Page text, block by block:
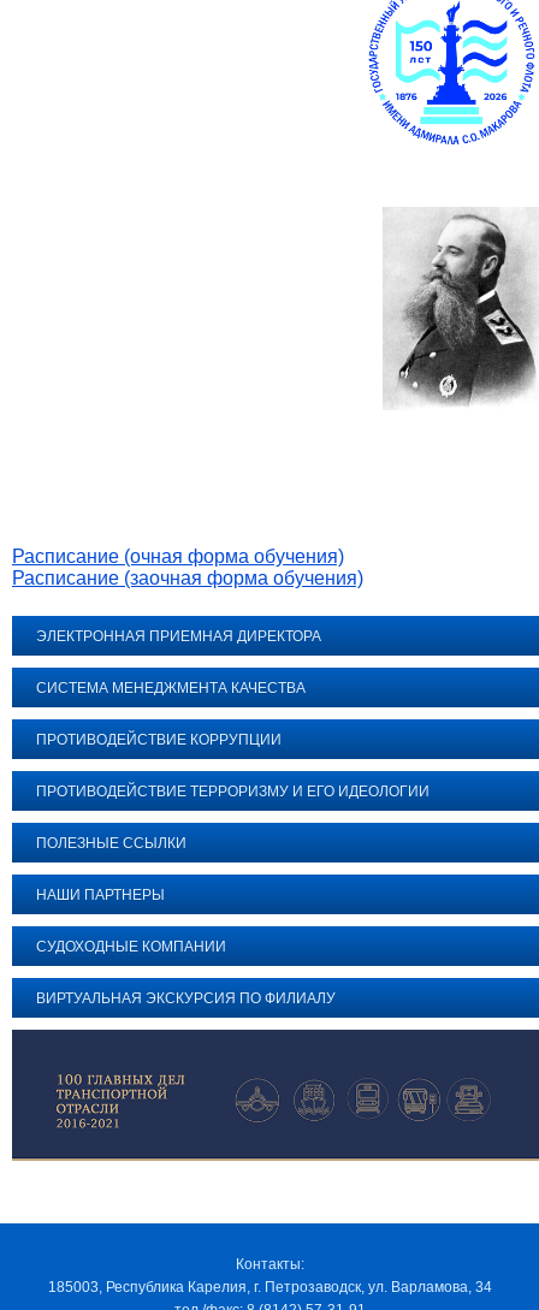
Расписание (очная форма обучения)
Расписание (заочная форма обучения)
ЭЛЕКТРОННАЯ ПРИЕМНАЯ ДИРЕКТОРА
СИСТЕМА МЕНЕДЖМЕНТА КАЧЕСТВА
ПРОТИВОДЕЙСТВИЕ КОРРУПЦИИ
ПРОТИВОДЕЙСТВИЕ ТЕРРОРИЗМУ И ЕГО ИДЕОЛОГИИ
ПОЛЕЗНЫЕ ССЫЛКИ
НАШИ ПАРТНЕРЫ
СУДОХОДНЫЕ КОМПАНИИ
ВИРТУАЛЬНАЯ ЭКСКУРСИЯ ПО ФИЛИАЛУ
Контакты:
185003, Республика Карелия, г. Петрозаводск, ул. Варламова, 34